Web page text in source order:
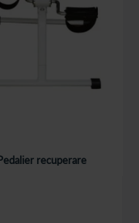
recuperare